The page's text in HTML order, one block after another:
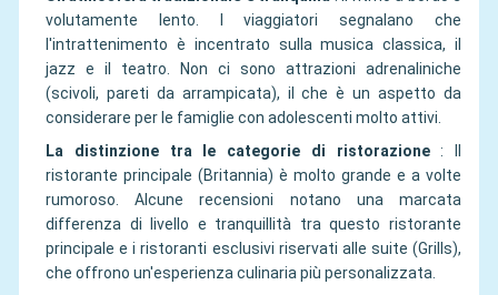
volutamente lento. I viaggiatori segnalano che
l'intrattenimento è incentrato sulla musica classica, il
jazz e il teatro. Non ci sono attrazioni adrenaliniche
(scivoli, pareti da arrampicata), il che è un aspetto da
considerare per le famiglie con adolescenti molto attivi.
La distinzione tra le categorie di ristorazione
:
ristorante principale (Britannia) è molto grande e a volte
rumoroso. Alcune recensioni notano una marcata
differenza di livello e tranquillità tra questo ristorante
principale e i ristoranti esclusivi riservati alle suite (Grills),
che offrono un'esperienza culinaria più personalizzata.